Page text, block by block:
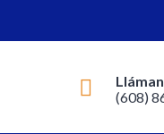
(608)